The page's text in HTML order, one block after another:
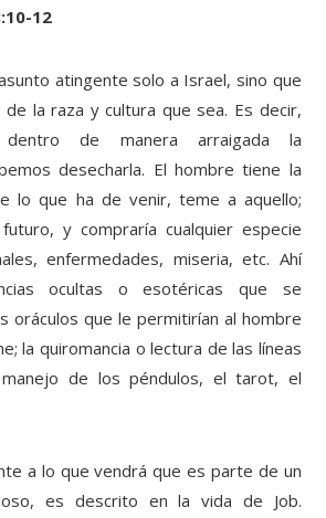
12
atingente solo a Israel, sino que
de la raza y cultura que sea. Es decir,
dentro de manera arraigada la
desecharla. El hombre tiene la
lo que ha de venir, teme a aquello;
y compraría cualquier especie
enfermedades, miseria, etc. Ahí
ocultas o esotéricas que se
oráculos que le permitirían al hombre
la quiromancia o lectura de las líneas
de los péndulos, el tarot, el
a lo que vendrá que es parte de un
es descrito en la vida de Job.